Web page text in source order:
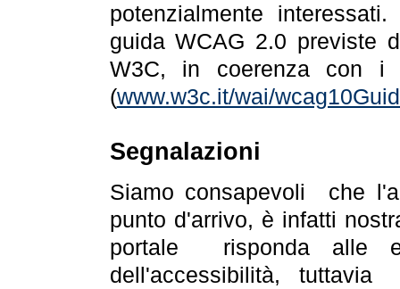
potenzialmente
guida WCAG 2.0 previste
W3C, in coerenza con i
(www.w3c.it/wai/
Segnalazioni
Siamo consapevoli che
punto d'arrivo, è infatti
portale risponda alle
dell'accessibilità,